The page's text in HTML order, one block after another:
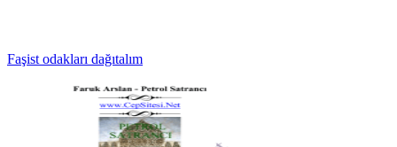
Faşist odakları dağıtalım